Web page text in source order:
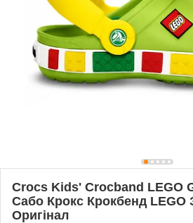
Crocs Kids' Crocband LEGO
Сабо Крокс Крокбенд LEGO
Оригінал